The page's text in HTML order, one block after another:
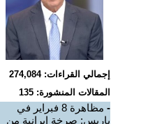
إجمالي القراءات: 274,084
المقالات المنشورة: 135
-
مظاهرة 8 فبراير في
باريس: صرخة إيرانية من